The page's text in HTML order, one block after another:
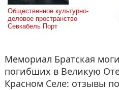
Общественное культурно-
деловое пространство
Севкабель Порт
Мемориал Братская
погибших в Великую
Красном Селе: отзывы